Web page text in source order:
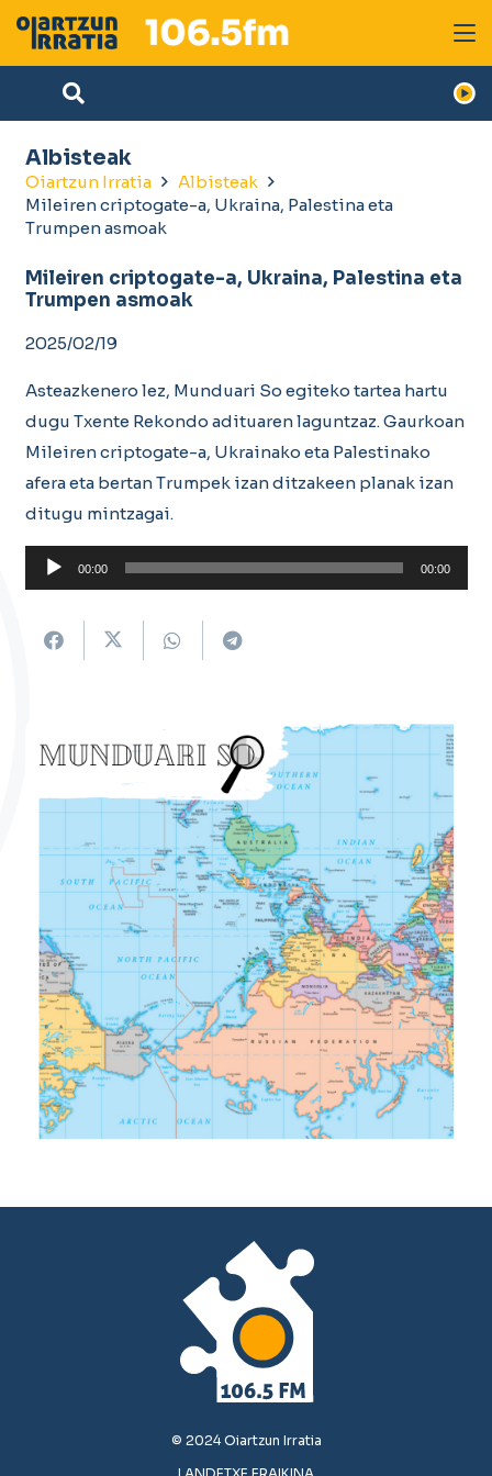
Albisteak
Oiartzun Irratia
Albisteak
Mileiren criptogate-a, Ukraina, Palestina eta
Trumpen asmoak
Mileiren criptogate-a, Ukraina, Palestina eta
Trumpen asmoak
2025/02/19
Asteazkenero lez, Munduari So egiteko tartea hartu
dugu Txente Rekondo adituaren laguntzaz. Gaurkoan
Mileiren criptogate-a, Ukrainako eta Palestinako
afera eta bertan Trumpek izan ditzakeen planak izan
ditugu mintzagai.
Soinu
erreproduzigailua
00:00 00:00
© 2024 Oiartzun Irratia